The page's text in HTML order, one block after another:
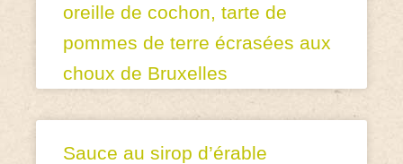
oreille de cochon, tarte de
pommes de terre écrasées aux
choux de Bruxelles
Sauce au sirop d’érable